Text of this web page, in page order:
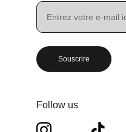
Souscrire
Follow us